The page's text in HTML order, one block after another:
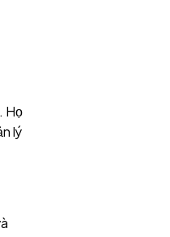
Họ
lý